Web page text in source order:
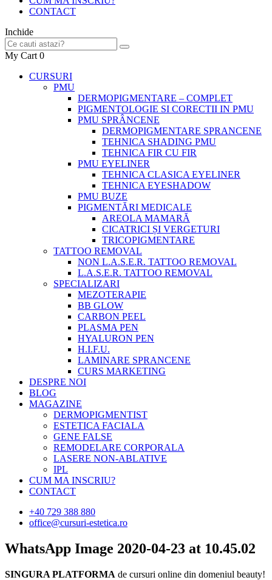
CONTACT
Inchide
My Cart 0
CURSURI
PMU
DERMOPIGMENTARE – COMPLET
PIGMENTOLOGIE SI CORECTII IN PMU
PMU SPRÂNCENE
DERMOPIGMENTARE SPRANCENE
TEHNICA SHADING PMU
TEHNICA FIR CU FIR
PMU EYELINER
TEHNICA CLASICA EYELINER
TEHNICA EYESHADOW
PMU BUZE
PIGMENTĂRI MEDICALE
AREOLA MAMARĂ
CICATRICI ȘI VERGETURI
TRICOPIGMENTARE
TATTOO REMOVAL
NON L.A.S.E.R. TATTOO REMOVAL
L.A.S.E.R. TATTOO REMOVAL
SPECIALIZARI
MEZOTERAPIE
BB GLOW
CARBON PEEL
PLASMA PEN
HYALURON PEN
H.I.F.U.
LAMINARE SPRANCENE
CURS MARKETING
DESPRE NOI
BLOG
MAGAZINE
DERMOPIGMENTIST
ESTETICA FACIALA
GENE FALSE
REMODELARE CORPORALA
LASERE NON-ABLATIVE
IPL
CUM MA INSCRIU?
CONTACT
+40 729 388 880
office@cursuri-estetica.ro
WhatsApp Image 2020-04-23 at 10.45.02
SINGURA PLATFORMA de cursuri online din domeniul beauty!